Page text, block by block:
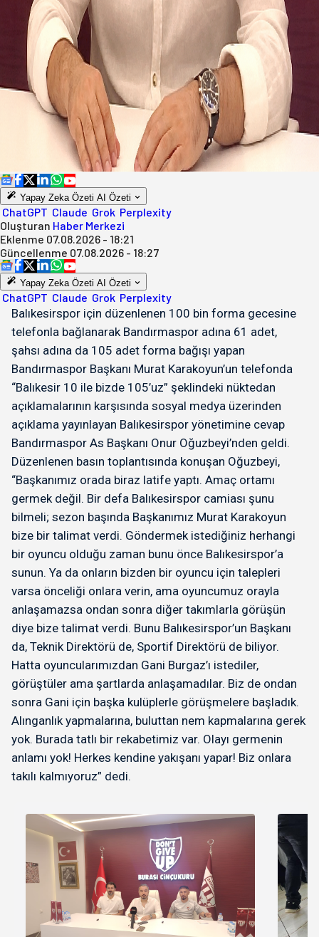
Yapay Zeka Özeti AI Özeti
ChatGPT Claude Grok Perplexity
Oluşturan Haber Merkezi
Eklenme 07.08.2026 - 18:21
Güncellenme 07.08.2026 - 18:27
Yapay Zeka Özeti AI Özeti
ChatGPT Claude Grok Perplexity
Balıkesirspor için düzenlenen 100 bin forma gecesine
telefonla bağlanarak Bandırmaspor adına 61 adet,
şahsı adına da 105 adet forma bağışı yapan
Bandırmaspor Başkanı Murat Karakoyun’un telefonda
“Balıkesir 10 ile bizde 105’uz” şeklindeki nüktedan
açıklamalarının karşısında sosyal medya üzerinden
açıklama yayınlayan Balıkesirspor yönetimine cevap
Bandırmaspor As Başkanı Onur Oğuzbeyi’nden geldi.
Düzenlenen basın toplantısında konuşan Oğuzbeyi,
“Başkanımız orada biraz latife yaptı. Amaç ortamı
germek değil. Bir defa Balıkesirspor camiası şunu
bilmeli; sezon başında Başkanımız Murat Karakoyun
bize bir talimat verdi. Göndermek istediğiniz herhangi
bir oyuncu olduğu zaman bunu önce Balıkesirspor’a
sunun. Ya da onların bizden bir oyuncu için talepleri
varsa önceliği onlara verin, ama oyuncumuz orayla
anlaşamazsa ondan sonra diğer takımlarla görüşün
diye bize talimat verdi. Bunu Balıkesirspor’un Başkanı
da, Teknik Direktörü de, Sportif Direktörü de biliyor.
Hatta oyuncularımızdan Gani Burgaz’ı istediler,
görüştüler ama şartlarda anlaşamadılar. Biz de ondan
sonra Gani için başka kulüplerle görüşmelere başladık.
Alınganlık yapmalarına, buluttan nem kapmalarına gerek
yok. Burada tatlı bir rekabetimiz var. Olayı germenin
anlamı yok! Herkes kendine yakışanı yapar! Biz onlara
takılı kalmıyoruz” dedi.